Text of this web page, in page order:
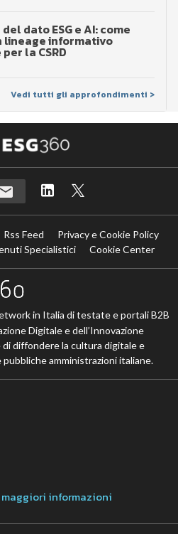
dato ESG e AI: come
lineage informativo
la CSRD
Vedi tutti gli approfondimenti >
Rss Feed
Privacy e Cookie Policy
Specialistici
Cookie Center
in Italia di testate e portali B2B
Digitale e dell’Innovazione
diffondere la cultura digitale e
amministrazioni italiane.
informazioni